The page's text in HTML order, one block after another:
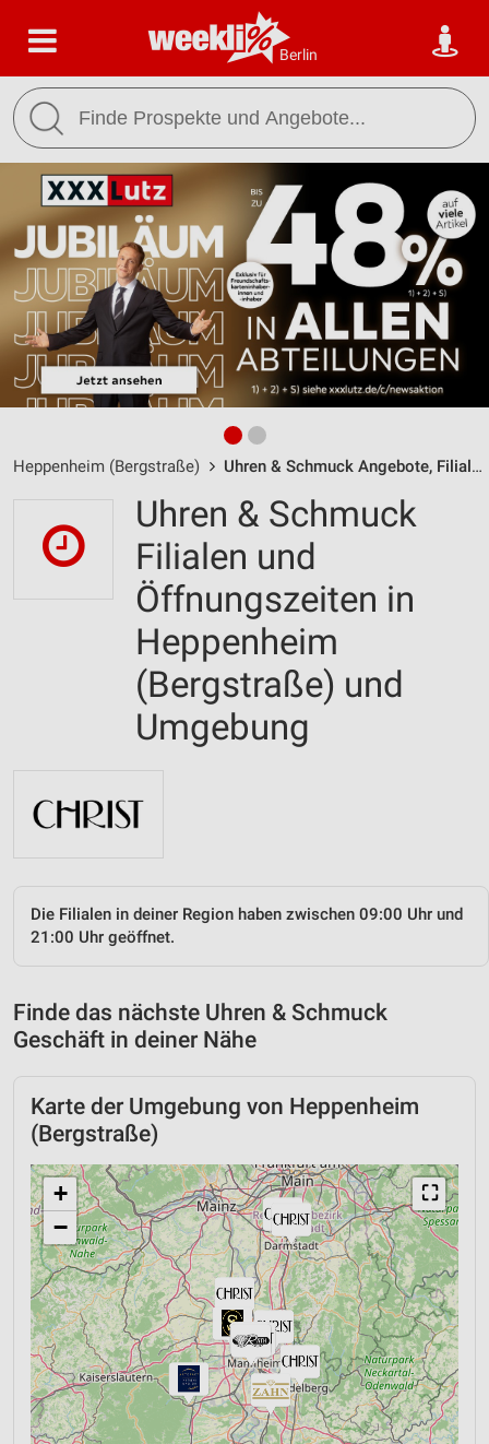
Berlin
Heppenheim (Bergstraße) Uhren & Schmuck Angebote, Filialen & Öffnungszeiten
Uhren & Schmuck
Filialen und
Öffnungszeiten in
Heppenheim
(Bergstraße) und
Umgebung
Die Filialen in deiner Region haben zwischen 09:00 Uhr und
21:00 Uhr geöffnet.
Finde das nächste Uhren & Schmuck
Geschäft in deiner Nähe
Karte der Umgebung von Heppenheim
(Bergstraße)
⛶
+
−